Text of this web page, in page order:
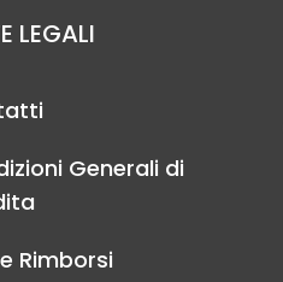
LEGALI
Generali di
Rimborsi